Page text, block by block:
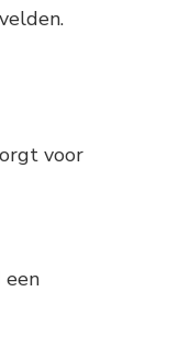
voor
een